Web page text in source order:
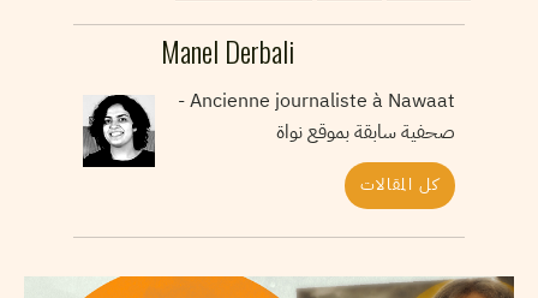
Manel Derbali
Ancienne journaliste à Nawaat -
صحفية سابقة بموقع نواة
كل المقالات